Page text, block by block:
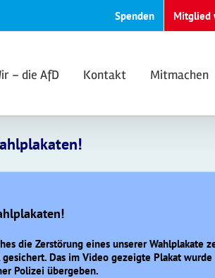
Spenden Mitglied
– die AfD Kontakt Mitmachen
die Zerstörung eines unserer Wahlplakate
Das im Video gezeigte Plakat wurde
Polizei übergeben.